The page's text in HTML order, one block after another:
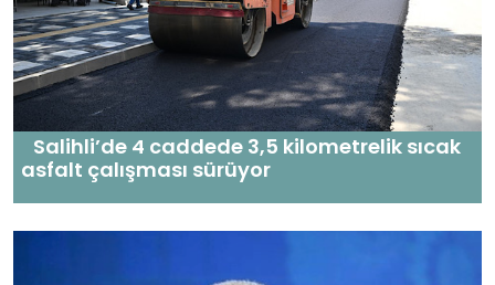
Salihli’de 4 caddede 3,5 kilometrelik sıcak
asfalt çalışması sürüyor